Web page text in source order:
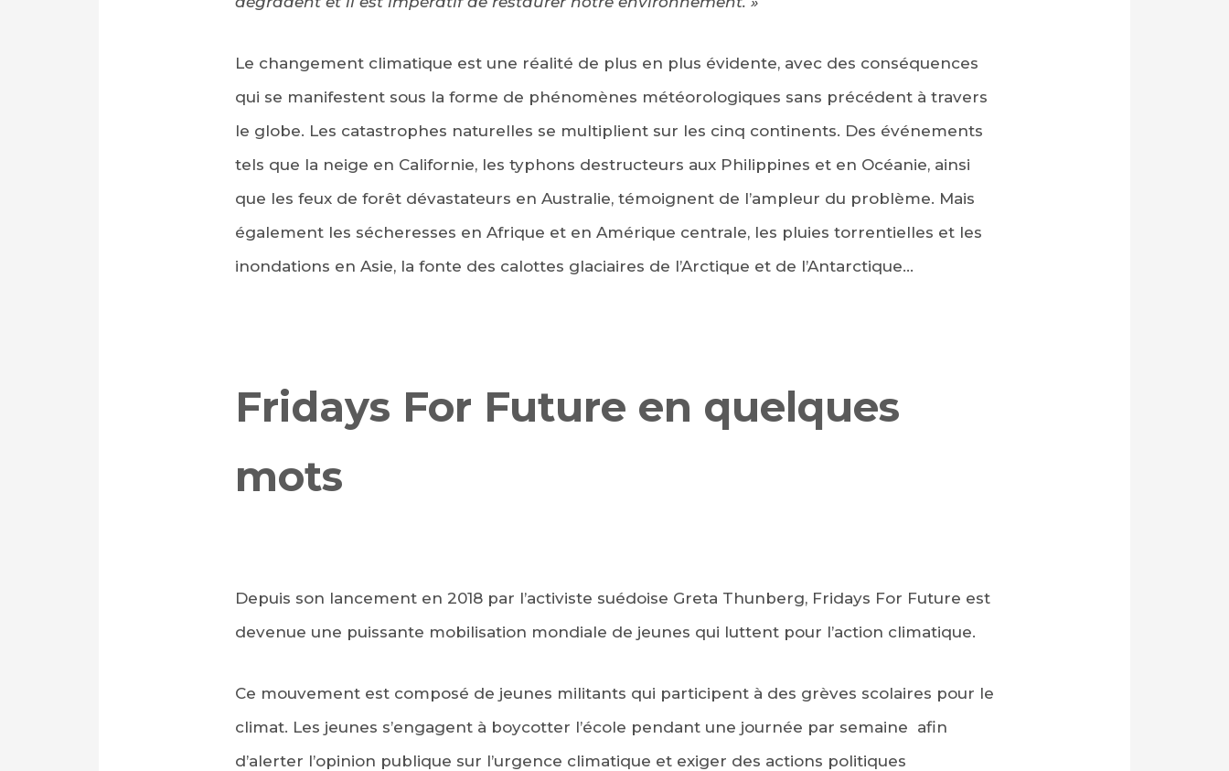
Le changement climatique est une réalité de plus en plus évidente, avec des conséquences
qui se manifestent sous la forme de phénomènes météorologiques sans précédent à travers
le globe. Les catastrophes naturelles se multiplient sur les cinq continents. Des événements
tels que la neige en Californie, les typhons destructeurs aux Philippines et en Océanie, ainsi
que les feux de forêt dévastateurs en Australie, témoignent de l’ampleur du problème. Mais
également les sécheresses en Afrique et en Amérique centrale, les pluies torrentielles et les
inondations en Asie, la fonte des calottes glaciaires de l’Arctique et de l’Antarctique…
Fridays For Future en quelques
mots
Depuis son lancement en 2018 par l’activiste suédoise Greta Thunberg, Fridays For Future est
devenue une puissante mobilisation mondiale de jeunes qui luttent pour l’action climatique.
Ce mouvement est composé de jeunes militants qui participent à des grèves scolaires pour le
climat. Les jeunes s’engagent à boycotter l’école pendant une journée par semaine afin
d’alerter l’opinion publique sur l’urgence climatique et exiger des actions politiques